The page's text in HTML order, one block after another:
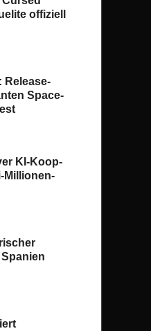
offiziell
Release-
Space-
KI-Koop-
Millionen-